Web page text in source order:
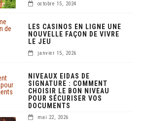
octobre 15, 2024
LES CASINOS EN LIGNE UNE
NOUVELLE FAÇON DE VIVRE
LE JEU
janvier 15, 2026
NIVEAUX EIDAS DE
SIGNATURE : COMMENT
CHOISIR LE BON NIVEAU
POUR SÉCURISER VOS
DOCUMENTS
mai 22, 2026